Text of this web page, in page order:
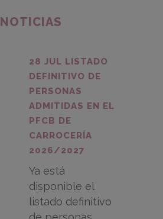
NOTICIAS
28 JUL LISTADO
DEFINITIVO DE
PERSONAS
ADMITIDAS EN EL
PFCB DE
CARROCERÍA
2026/2027
Ya está
disponible el
listado definitivo